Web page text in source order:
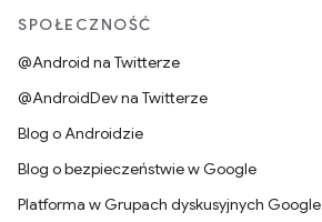
SPOŁECZNOŚĆ
@Android na Twitterze
@AndroidDev na Twitterze
Blog o Androidzie
Blog o bezpieczeństwie w Google
Platforma w Grupach dyskusyjnych Google